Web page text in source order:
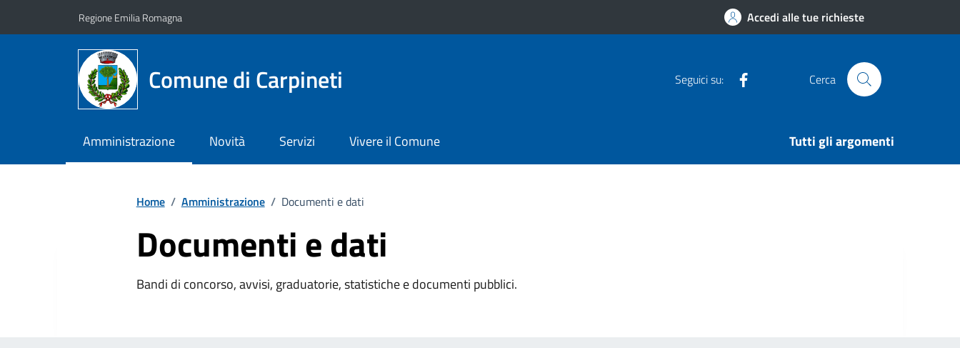
Regione Emilia Romagna Accedi alle tue richieste
Comune di Carpineti Seguici su: Cerca
Amministrazione Novità Servizi Vivere il Comune Tutti gli argomenti
Home / Amministrazione / Documenti e dati
Documenti e dati
Bandi di concorso, avvisi, graduatorie, statistiche e documenti pubblici.